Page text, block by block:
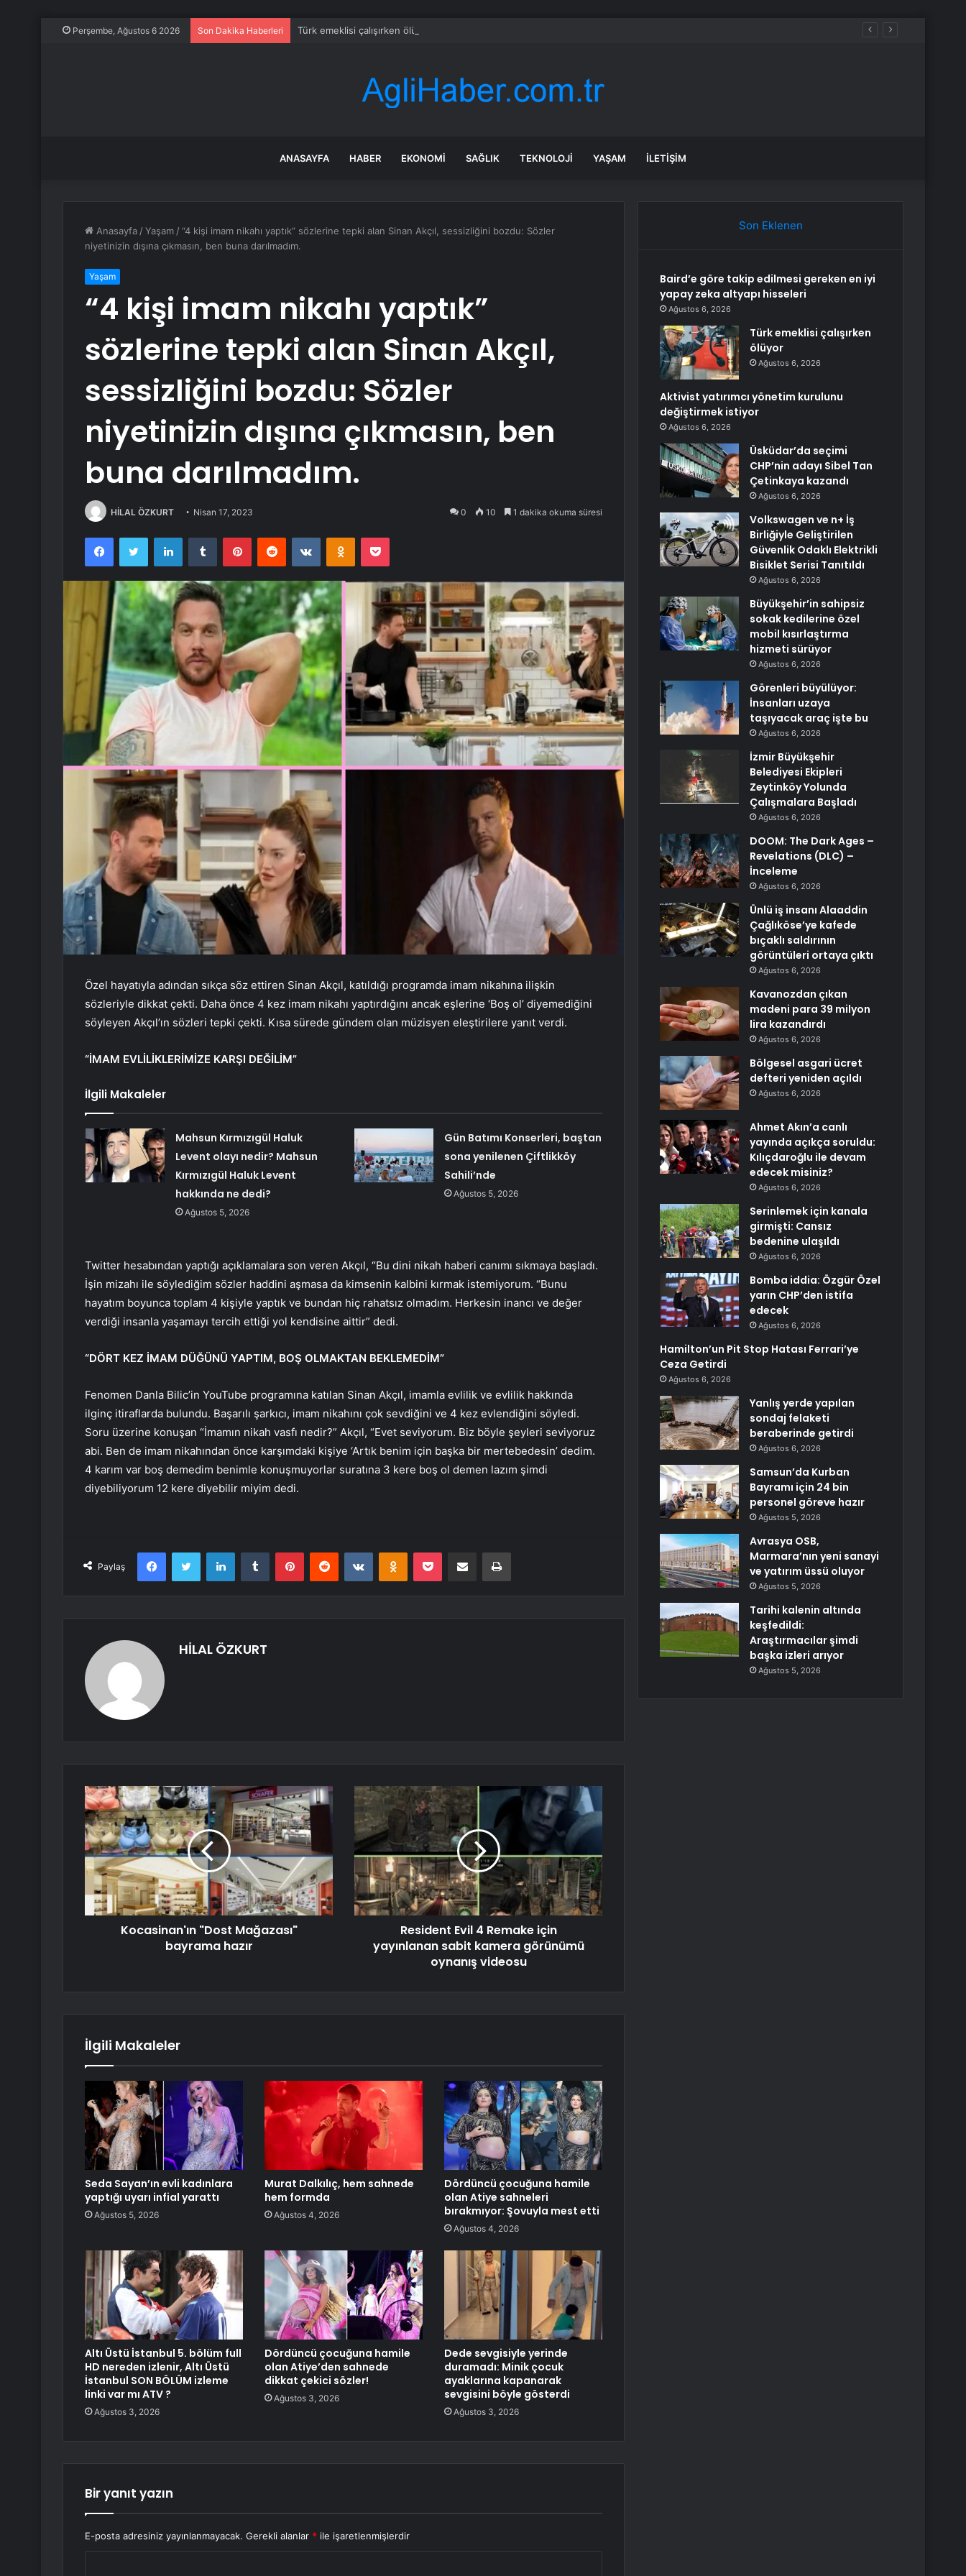
Perşembe, Ağustos 6 2026 Son Dakika Haberleri Türk emeklisi çalışırken ölüyor
ANASAYFA HABER EKONOMI SAĞLIK TEKNOLOJI YAŞAM İLETIŞIM
Anasayfa /Yaşam /“4 kişi imam nikahı yaptık” sözlerine tepki alan Sinan Akçıl, sessizliğini bozdu: Sözler
niyetinizin dışına çıkmasın, ben buna darılmadım.
Yaşam
“4 kişi imam nikahı yaptık”
sözlerine tepki alan Sinan Akçıl,
sessizliğini bozdu: Sözler
niyetinizin dışına çıkmasın, ben
buna darılmadım.
HİLAL ÖZKURT Nisan 17, 2023 0 10 1 dakika okuma süresi
FacebookTwitter LinkedInTumblr PinterestReddit VKontakteOdnoklassniki
Pocket
Özel hayatıyla adından sıkça söz ettiren Sinan Akçıl, katıldığı programda imam nikahına ilişkin
sözleriyle dikkat çekti. Daha önce 4 kez imam nikahı yaptırdığını ancak eşlerine ‘Boş ol’ diyemediğini
söyleyen Akçıl’ın sözleri tepki çekti. Kısa sürede gündem olan müzisyen eleştirilere yanıt verdi.
“İMAM EVLİLİKLERİMİZE KARŞI DEĞİLİM”
İlgili Makaleler
Mahsun Kırmızıgül Haluk
Levent olayı nedir? Mahsun
Kırmızıgül Haluk Levent
hakkında ne dedi?
Ağustos 5, 2026
Gün Batımı Konserleri, baştan
sona yenilenen Çiftlikköy
Sahili’nde
Ağustos 5, 2026
Twitter hesabından yaptığı açıklamalara son veren Akçıl, “Bu dini nikah haberi canımı sıkmaya başladı.
İşin mizahı ile söylediğim sözler haddini aşmasa da kimsenin kalbini kırmak istemiyorum. “Bunu
hayatım boyunca toplam 4 kişiyle yaptık ve bundan hiç rahatsız olmadım. Herkesin inancı ve değer
verdiği insanla yaşamayı tercih ettiği yol kendisine aittir” dedi.
“DÖRT KEZ İMAM DÜĞÜNÜ YAPTIM, BOŞ OLMAKTAN BEKLEMEDİM”
Fenomen Danla Bilic’in YouTube programına katılan Sinan Akçıl, imamla evlilik ve evlilik hakkında
ilginç itiraflarda bulundu. Başarılı şarkıcı, imam nikahını çok sevdiğini ve 4 kez evlendiğini söyledi.
Soru üzerine konuşan “İmamın nikah vasfı nedir?” Akçıl, “Evet seviyorum. Biz böyle şeyleri seviyoruz
abi. Ben de imam nikahından önce karşımdaki kişiye ‘Artık benim için başka bir mertebedesin’ dedim.
4 karım var boş demedim benimle konuşmuyorlar suratına 3 kere boş ol demen lazım şimdi
diyebiliyorum 12 kere diyebilir miyim dedi.
Paylaş
FacebookTwitter LinkedInTumblr PinterestReddit VKontakteOdnoklassniki
Pocket E-Posta ile paylaş Yazdır
HİLAL ÖZKURT
Kocasinan'ın "Dost Mağazası"
bayrama hazır
Resident Evil 4 Remake için
yayınlanan sabit kamera görünümü
oynanış videosu
İlgili Makaleler
Seda Sayan’ın evli kadınlara
yaptığı uyarı infial yarattı
Ağustos 5, 2026
Murat Dalkılıç, hem sahnede
hem formda
Ağustos 4, 2026
Dördüncü çocuğuna hamile
olan Atiye sahneleri
bırakmıyor: Şovuyla mest etti
Ağustos 4, 2026
Altı Üstü İstanbul 5. bölüm full
HD nereden izlenir, Altı Üstü
İstanbul SON BÖLÜM izleme
linki var mı ATV ?
Ağustos 3, 2026
Dördüncü çocuğuna hamile
olan Atiye’den sahnede
dikkat çekici sözler!
Ağustos 3, 2026
Dede sevgisiyle yerinde
duramadı: Minik çocuk
ayaklarına kapanarak
sevgisini böyle gösterdi
Ağustos 3, 2026
Bir yanıt yazın
E-posta adresiniz yayınlanmayacak. Gerekli alanlar * ile işaretlenmişlerdir
Son Eklenen
Baird’e göre takip edilmesi gereken en iyi
yapay zeka altyapı hisseleri
Ağustos 6, 2026
Türk emeklisi çalışırken
ölüyor
Ağustos 6, 2026
Aktivist yatırımcı yönetim kurulunu
değiştirmek istiyor
Ağustos 6, 2026
Üsküdar’da seçimi
CHP’nin adayı Sibel Tan
Çetinkaya kazandı
Ağustos 6, 2026
Volkswagen ve n+ İş
Birliğiyle Geliştirilen
Güvenlik Odaklı Elektrikli
Bisiklet Serisi Tanıtıldı
Ağustos 6, 2026
Büyükşehir’in sahipsiz
sokak kedilerine özel
mobil kısırlaştırma
hizmeti sürüyor
Ağustos 6, 2026
Görenleri büyülüyor:
İnsanları uzaya
taşıyacak araç işte bu
Ağustos 6, 2026
İzmir Büyükşehir
Belediyesi Ekipleri
Zeytinköy Yolunda
Çalışmalara Başladı
Ağustos 6, 2026
DOOM: The Dark Ages –
Revelations (DLC) –
İnceleme
Ağustos 6, 2026
Ünlü iş insanı Alaaddin
Çağlıköse’ye kafede
bıçaklı saldırının
görüntüleri ortaya çıktı
Ağustos 6, 2026
Kavanozdan çıkan
madeni para 39 milyon
lira kazandırdı
Ağustos 6, 2026
Bölgesel asgari ücret
defteri yeniden açıldı
Ağustos 6, 2026
Ahmet Akın’a canlı
yayında açıkça soruldu:
Kılıçdaroğlu ile devam
edecek misiniz?
Ağustos 6, 2026
Serinlemek için kanala
girmişti: Cansız
bedenine ulaşıldı
Ağustos 6, 2026
Bomba iddia: Özgür Özel
yarın CHP’den istifa
edecek
Ağustos 6, 2026
Hamilton’un Pit Stop Hatası Ferrari’ye
Ceza Getirdi
Ağustos 6, 2026
Yanlış yerde yapılan
sondaj felaketi
beraberinde getirdi
Ağustos 6, 2026
Samsun’da Kurban
Bayramı için 24 bin
personel göreve hazır
Ağustos 5, 2026
Avrasya OSB,
Marmara’nın yeni sanayi
ve yatırım üssü oluyor
Ağustos 5, 2026
Tarihi kalenin altında
keşfedildi:
Araştırmacılar şimdi
başka izleri arıyor
Ağustos 5, 2026